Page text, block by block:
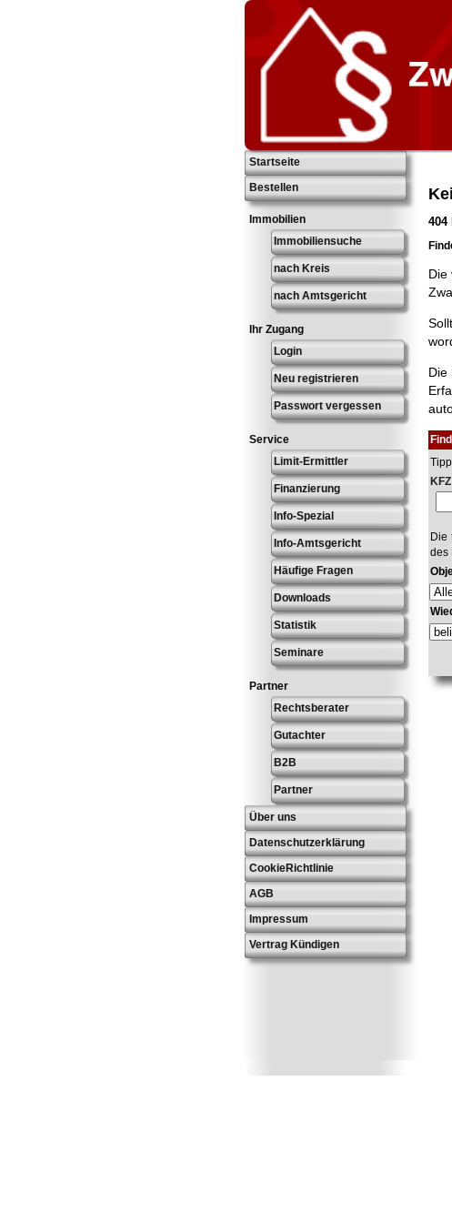
Startseite
Bestellen
Immobilien
Immobiliensuche
nach Kreis
nach Amtsgericht
Ihr Zugang
Login
Neu registrieren
Passwort vergessen
Service
Limit-Ermittler
Finanzierung
Info-Spezial
Info-Amtsgericht
Häufige Fragen
Downloads
Statistik
Seminare
Partner
Rechtsberater
Gutachter
B2B
Partner
Über uns
Datenschutzerklärung
CookieRichtlinie
AGB
Impressum
Vertrag Kündigen
404
Die
Die
Die
des